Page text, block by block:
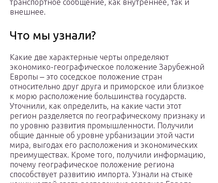
транспортное сообщение, как внутреннее, так и
внешнее.
Что мы узнали?
Какие две характерные черты определяют
экономико-географическое положение Зарубежной
Европы ‒ это соседское положение стран
относительно друг друга и приморское или близкое
к морю расположение большинства государств.
Уточнили, как определить, на какие части этот
регион разделяется по географическому признаку и
по уровню развития промышленности. Получили
общие данные об уровне урбанизации этой части
мира, выгодах его расположения и экономических
преимуществах. Кроме того, получили информацию,
почему географическое положение региона
способствует развитию импорта. Узнали на стыке